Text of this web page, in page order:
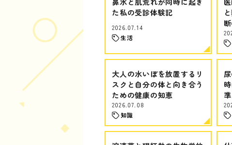
た私の受診体験記
2026.07.14
生活
大人の水いぼを放置するリ
スクと自分の体と向き合う
ための健康の知恵
2026.07.08
知識
準